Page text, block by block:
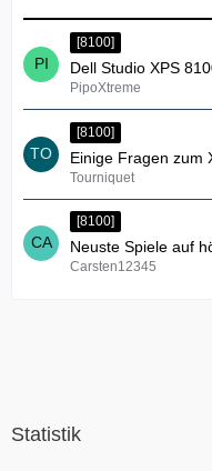
[8100]
Dell Studio XPS
PipoXtreme
[8100]
Einige Fragen zum
Tourniquet
[8100]
Neuste Spiele auf
Carsten12345
Statistik